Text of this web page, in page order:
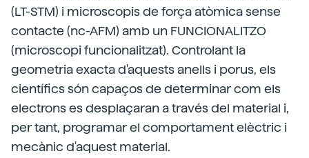
(LT-STM) i microscopis de força atòmica sense
contacte (nc-AFM) amb un FUNCIONALITZO
(microscopi funcionalitzat). Controlant la
geometria exacta d'aquests anells i porus, els
científics són capaços de determinar com els
electrons es desplaçaran a través del material i,
per tant, programar el comportament elèctric i
mecànic d'aquest material.